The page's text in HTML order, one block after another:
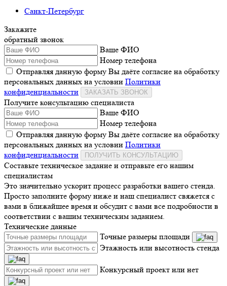
Санкт-Петербург
Закажите
обратный звонок
Ваше ФИО
Номер телефона
Отправляя данную форму Вы даёте согласие на обработку
персональных данных на условии Политики
конфиденциальности
ЗАКАЗАТЬ ЗВОНОК
Получите консультацию специалиста
Ваше ФИО
Номер телефона
Отправляя данную форму Вы даёте согласие на обработку
персональных данных на условии Политики
конфиденциальности
ПОЛУЧИТЬ КОНСУЛЬТАЦИЮ
Составьте техническое задание и отправьте его нашим
специалистам
Это значительно ускорит процесс разработки вашего стенда.
Просто заполните форму ниже и наш специалист свяжется с
вами в ближайшее время и обсудит с вами все подробности в
соответствии с вашим техническим заданием.
Технические данные
Точные размеры площади
Этажность или высотность стенда
Конкурсный проект или нет